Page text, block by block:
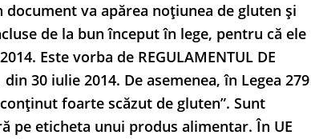
va apărea noțiunea de gluten și
de la bun început în lege, pentru că ele
Este vorba de REGULAMENTUL DE
din 30 iulie 2014. De asemenea, în Legea 279
foarte scăzut de gluten”. Sunt
pe eticheta unui produs alimentar. În UE